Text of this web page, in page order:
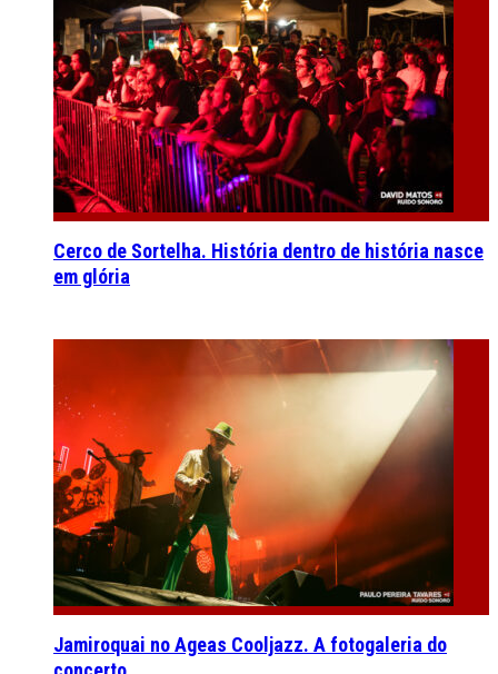
Cerco de Sortelha. História dentro de história nasce
em glória
Jamiroquai no Ageas Cooljazz. A fotogaleria do